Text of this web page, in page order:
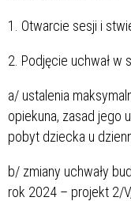
1. Otwarcie sesji i
2. Podjęcie uchwał w
a/ ustalenia
opiekuna, zasad jego
pobyt dziecka u
b/ zmiany uchwały
rok 2024 – projekt 2/V,